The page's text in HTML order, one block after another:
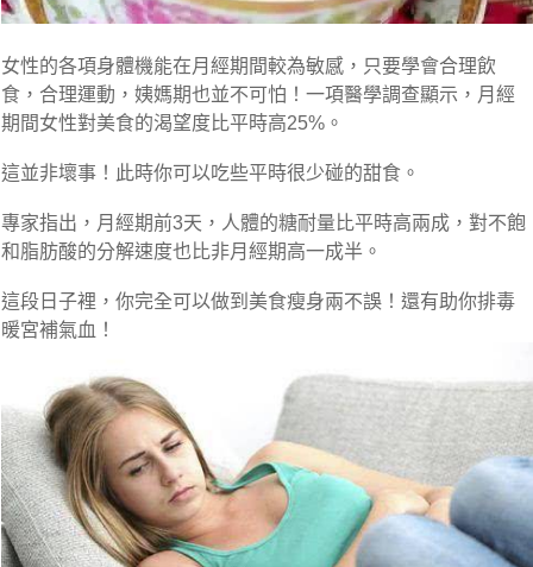
女性的各項身體機能在月經期間較為敏感，只要學會合理飲
食，合理運動，姨媽期也並不可怕！一項醫學調查顯示，月經
期間女性對美食的渴望度比平時高25%。
這並非壞事！此時你可以吃些平時很少碰的甜食。
專家指出，月經期前3天，人體的糖耐量比平時高兩成，對不飽
和脂肪酸的分解速度也比非月經期高一成半。
這段日子裡，你完全可以做到美食瘦身兩不誤！還有助你排毒
暖宮補氣血！